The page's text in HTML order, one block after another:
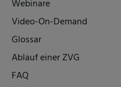
Webinare
Video-On-Demand
Glossar
Ablauf einer ZVG
FAQ